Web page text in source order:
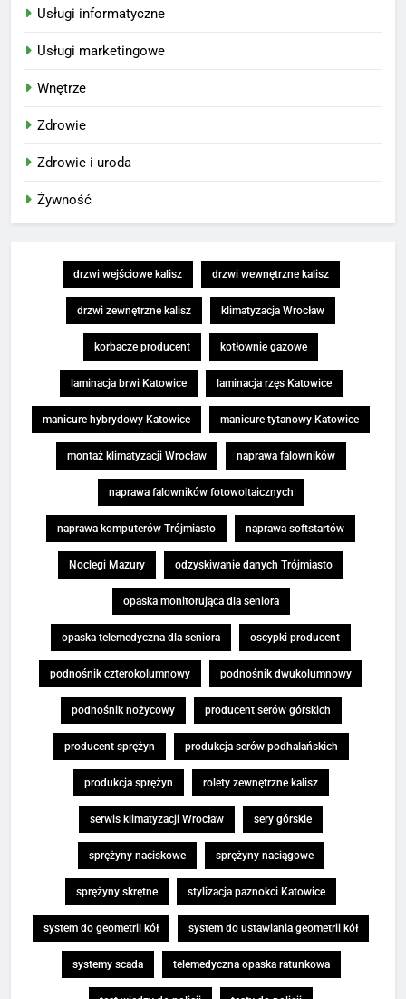
Usługi informatyczne
Usługi marketingowe
Wnętrze
Zdrowie
Zdrowie i uroda
Żywność
drzwi wejściowe kalisz drzwi wewnętrzne kalisz
drzwi zewnętrzne kalisz klimatyzacja Wrocław
korbacze producent kotłownie gazowe
laminacja brwi Katowice laminacja rzęs Katowice
manicure hybrydowy Katowice manicure tytanowy Katowice
montaż klimatyzacji Wrocław naprawa falowników
naprawa falowników fotowoltaicznych
naprawa komputerów Trójmiasto naprawa softstartów
Noclegi Mazury odzyskiwanie danych Trójmiasto
opaska monitorująca dla seniora
opaska telemedyczna dla seniora oscypki producent
podnośnik czterokolumnowy podnośnik dwukolumnowy
podnośnik nożycowy producent serów górskich
producent sprężyn produkcja serów podhalańskich
produkcja sprężyn rolety zewnętrzne kalisz
serwis klimatyzacji Wrocław sery górskie
sprężyny naciskowe sprężyny naciągowe
sprężyny skrętne stylizacja paznokci Katowice
system do geometrii kół system do ustawiania geometrii kół
systemy scada telemedyczna opaska ratunkowa